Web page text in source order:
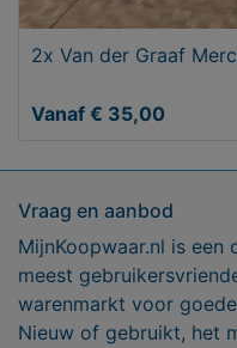
2x Van der Graaf
Vanaf € 35,00
Vraag en aanbod
MijnKoopwaar.nl is een
meest
warenmarkt voor
Nieuw of gebruikt, het